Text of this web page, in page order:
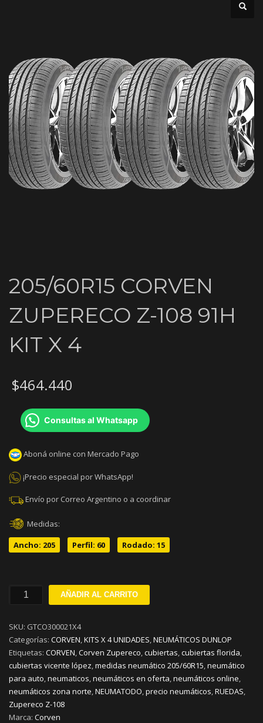
205/60R15 CORVEN
ZUPERECO Z-108 91H
KIT X 4
$464.440
Consultas al Whatsapp
Aboná online con Mercado Pago
¡Precio especial por WhatsApp!
Envío por Correo Argentino o a coordinar
Medidas:
Ancho: 205
Perfil: 60 Rodado: 15
205/60R15
Z-
108
91H
KIT
X
4
cantidad
AÑADIR AL CARRITO
SKU: GTCO300021X4
Categorías: CORVEN,KITS X 4 UNIDADES,NEUMÁTICOS DUNLOP
Etiquetas: CORVEN,Corven Zupereco,cubiertas,cubiertas florida,
cubiertas vicente lópez,medidas neumático 205/60R15,neumático
para auto,neumaticos,neumáticos en oferta,neumáticos online,
neumáticos zona norte,NEUMATODO,precio neumáticos,RUEDAS,
Zupereco Z-108
Marca: Corven